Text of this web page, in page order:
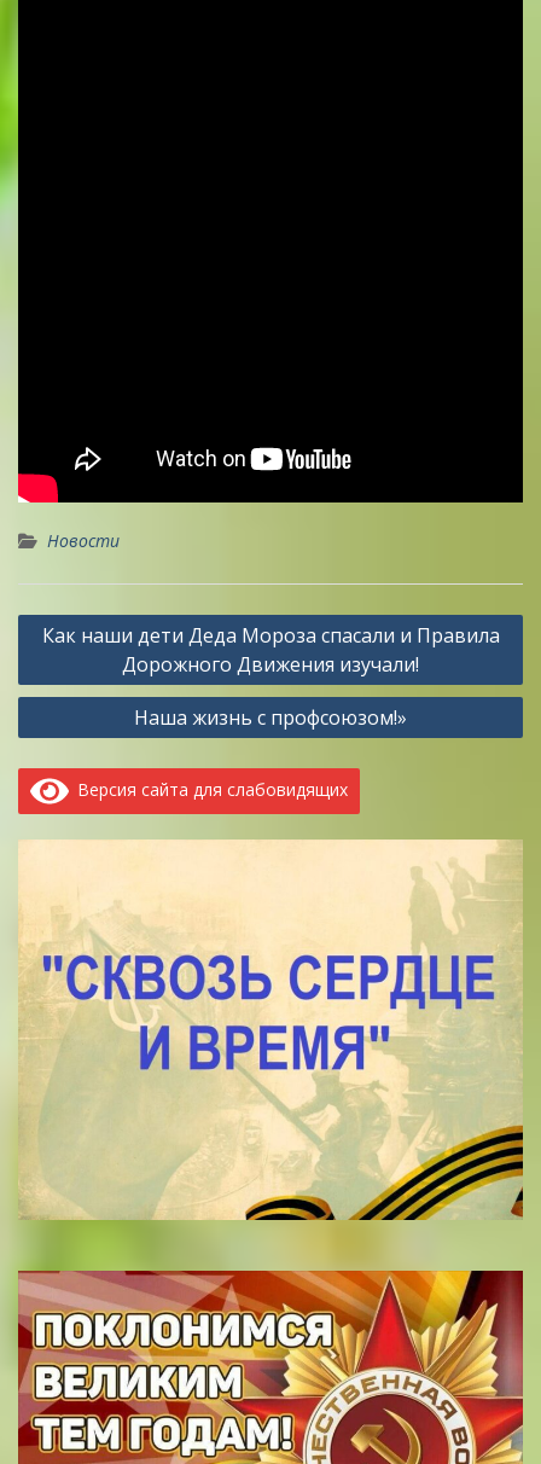
Новости
Навигация
записям
Как наши дети Деда Мороза спасали и Правила
Дорожного Движения изучали!
Наша жизнь с профсоюзом!»
Версия сайта для слабовидящих